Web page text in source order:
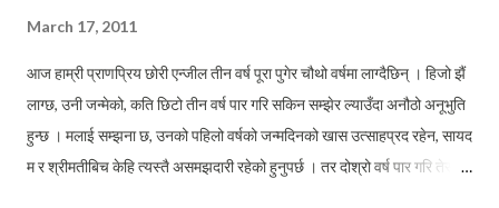
March 17, 2011
आज हाम्री प्राणप्रिय छोरी एन्जील तीन वर्ष पूरा पुगेर चौथो वर्षमा लाग्दैछिन् । हिजो झैं
लाग्छ, उनी जन्मेको, कति छिटो तीन वर्ष पार गरि सकिन सम्झेर ल्याउँदा अनौठो अनूभुति
हुन्छ । मलाई सम्झना छ, उनको पहिलो वर्षको जन्मदिनको खास उत्साहप्रद रहेन, सायद
म र श्रीमतीबिच केहि त्यस्तै असमझदारी रहेको हुनुपर्छ । तर दोश्रो वर्ष पार गरि तेस्रो